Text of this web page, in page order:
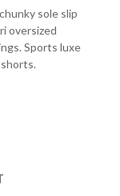
sole slip
oversized
Sports luxe